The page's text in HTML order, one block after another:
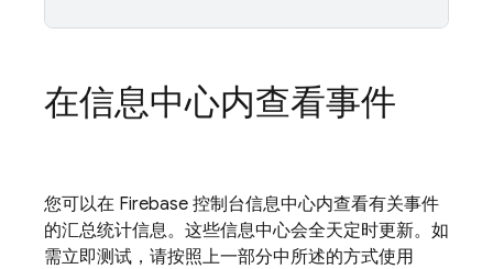
在信息中心内查看事件
您可以在 Firebase 控制台信息中心内查看有关事件
的汇总统计信息。这些信息中心会全天定时更新。如
需立即测试，请按照上一部分中所述的方式使用